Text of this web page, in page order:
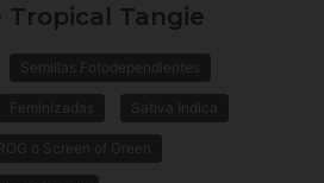
Tropical Tangie
Semillas Fotodependientes
Feminizadas Sativa Indica
o Screen of Green